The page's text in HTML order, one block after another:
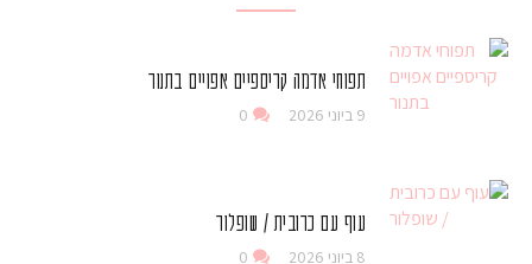
תפוחי אדמה קריספיים אפויים בתנור
9 ביוני 2026 0
עוף עם כרובית / שופלור
8 ביוני 2026 0